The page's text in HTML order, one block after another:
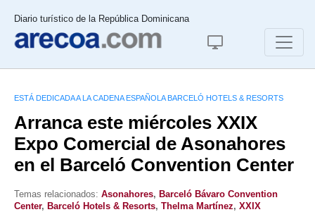
Diario turístico de la República Dominicana
ESTÁ DEDICADA A LA CADENA ESPAÑOLA BARCELÓ HOTELS & RESORTS
Arranca este miércoles XXIX
Expo Comercial de Asonahores
en el Barceló Convention Center
Temas relacionados: Asonahores, Barceló Bávaro Convention
Center, Barceló Hotels & Resorts, Thelma Martínez, XXIX